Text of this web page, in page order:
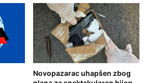
Novopazarac uhapšen zbog